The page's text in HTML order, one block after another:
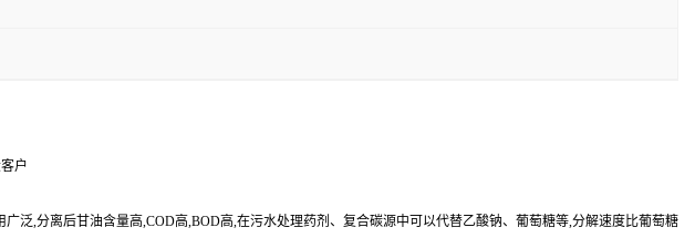
户
泛,分离后甘油含量高,COD高,BOD高,在污水处理药剂、复合碳源中可以代替乙酸钠、葡萄糖等,分解速度比葡萄糖